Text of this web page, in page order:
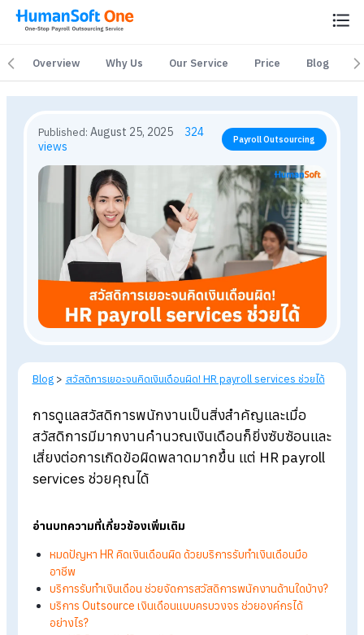
Overview Why Us Our Service Price Blog
Overview Why Us Our Service Price Blog
Published: 324
views
Blog > สวัสดิการเยอะจนคิดเงินเดือนผิด! HR payroll services ช่วย
การดูแลสวัสดิการพนักงานเป็นสิ่งสำคัญและเมื่อ
เสี่ยงต่อการเกิดข้อผิดพลาดมากขึ้น แต่ HR
services
ช่วยคุณได้
อ่านบทความที่เกี่ยวข้องเพิ่มเติม